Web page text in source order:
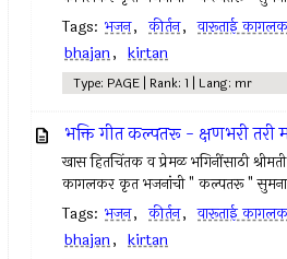
Tags: भजन, कीर्तन, वारूताई
bhajan, kirtan
Type: PAGE | Rank: 1 | Lang: mr
भक्ति गीत कल्पतरू - क्षणभरी तरी
खास हितचिंतक व प्रेमळ भगिनींसाठी
कागलकर कृत भजनांची " कल्पतरू "
Tags: भजन, कीर्तन, वारूताई
bhajan, kirtan